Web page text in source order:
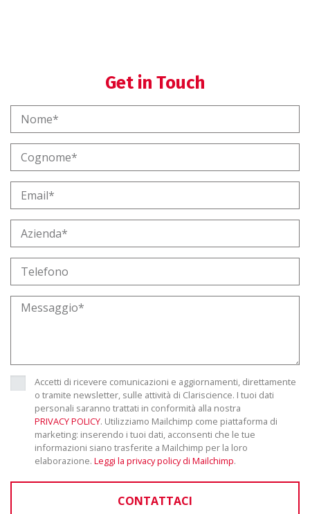
Get in Touch
Accetti di ricevere comunicazioni e aggiornamenti, direttamente
o tramite newsletter, sulle attività di Clariscience. I tuoi dati
personali saranno trattati in conformità alla nostra
PRIVACY POLICY. Utilizziamo Mailchimp come piattaforma di
marketing: inserendo i tuoi dati, acconsenti che le tue
informazioni siano trasferite a Mailchimp per la loro
elaborazione. Leggi la privacy policy di Mailchimp.
CONTATTACI